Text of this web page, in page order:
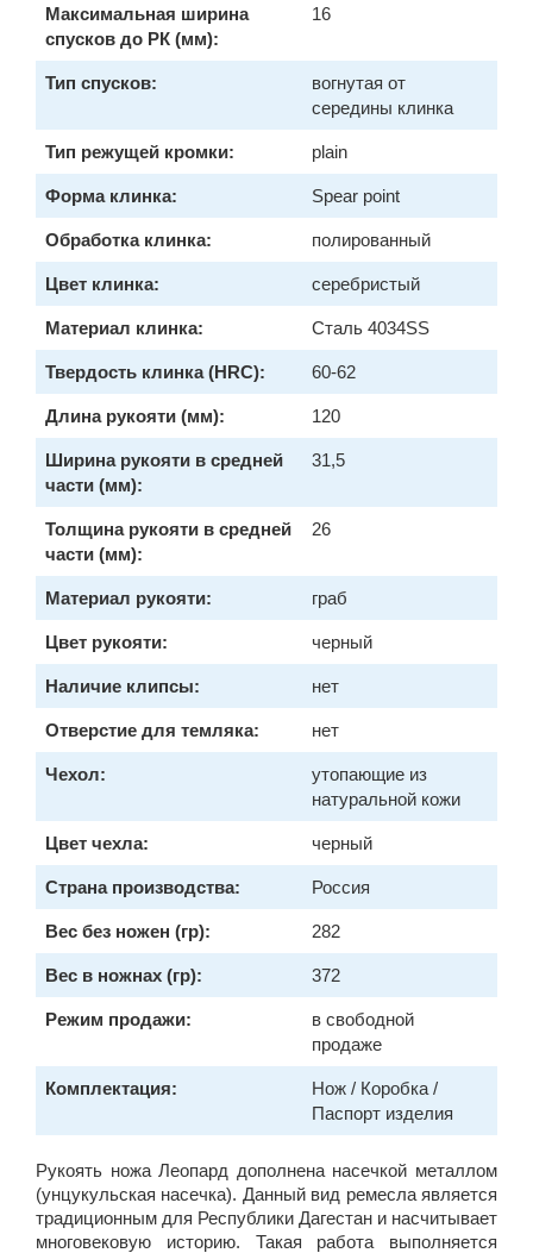
Максимальная ширина
спусков до РК (мм):
16
Тип спусков:
вогнутая от
середины клинка
Тип режущей кромки: plain
Форма клинка: Spear point
Обработка клинка: полированный
Цвет клинка: серебристый
Материал клинка: Сталь 4034SS
Твердость клинка (HRC): 60-62
Длина рукояти (мм): 120
Ширина рукояти в средней
части (мм):
31,5
Толщина рукояти в средней
части (мм):
26
Материал рукояти: граб
Цвет рукояти: черный
Наличие клипсы: нет
Отверстие для темляка: нет
Чехол:
утопающие из
натуральной кожи
Цвет чехла: черный
Страна производства: Россия
Вес без ножен (гр): 282
Вес в ножнах (гр): 372
Режим продажи:
в свободной
продаже
Комплектация:
Нож / Коробка /
Паспорт изделия
Рукоять ножа Леопард дополнена насечкой металлом
(унцукульская насечка). Данный вид ремесла является
традиционным для Республики Дагестан и насчитывает
многовековую историю. Такая работа выполняется